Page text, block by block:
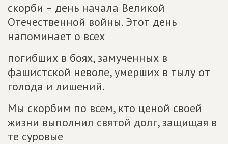
скорби – день начала Великой
Отечественной войны. Этот день
напоминает о всех
погибших в боях, замученных в
фашистской неволе, умерших в тылу от
голода и лишений.
Мы скорбим по всем, кто ценой своей
жизни выполнил святой долг, защищая в
те суровые